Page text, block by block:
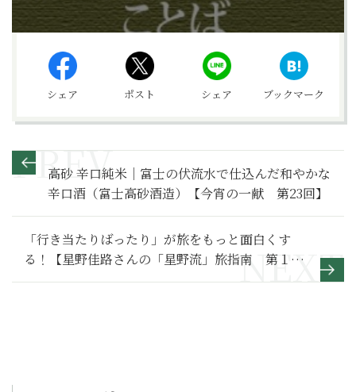
シェア ポスト シェア ブックマーク
高砂 辛口純米｜富士の伏流水で仕込んだ和やかな
辛口酒（富士高砂酒造）【今宵の一献 第23回】
「行き当たりばったり」が旅をもっと面白くす
る！【星野佳路さんの「星野流」旅指南 第１
回】